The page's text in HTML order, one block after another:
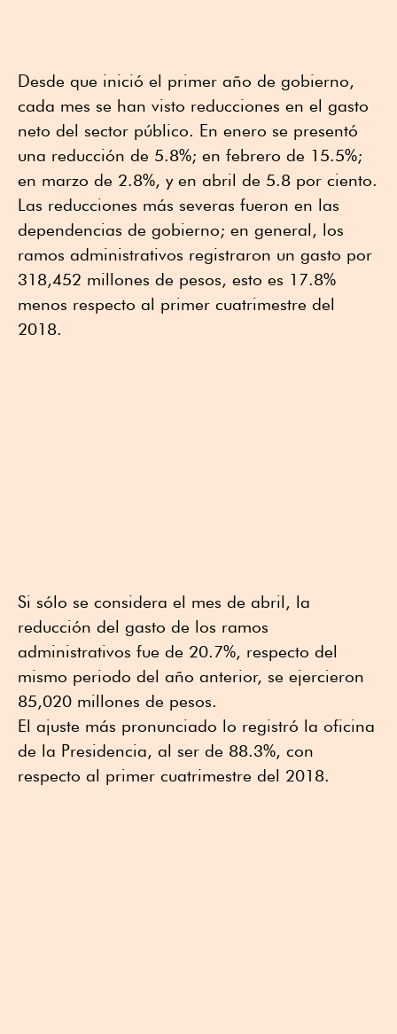
Desde que inició el primer año de gobierno,
cada mes se han visto reducciones en el gasto
neto del sector público. En enero se presentó
una reducción de 5.8%; en febrero de 15.5%;
en marzo de 2.8%, y en abril de 5.8 por ciento.
Las reducciones más severas fueron en las
dependencias de gobierno; en general, los
ramos administrativos registraron un gasto por
318,452 millones de pesos, esto es 17.8%
menos respecto al primer cuatrimestre del
2018.
Si sólo se considera el mes de abril, la
reducción del gasto de los ramos
administrativos fue de 20.7%, respecto del
mismo periodo del año anterior, se ejercieron
85,020 millones de pesos.
El ajuste más pronunciado lo registró la oficina
de la Presidencia, al ser de 88.3%, con
respecto al primer cuatrimestre del 2018.